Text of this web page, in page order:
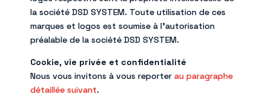
la société DSD SYSTEM. Toute utilisation de ces
marques et logos est soumise à l’autorisation
préalable de la société DSD SYSTEM.
Cookie, vie privée et confidentialité
Nous vous invitons à vous reporter au paragraphe
détaillée suivant.